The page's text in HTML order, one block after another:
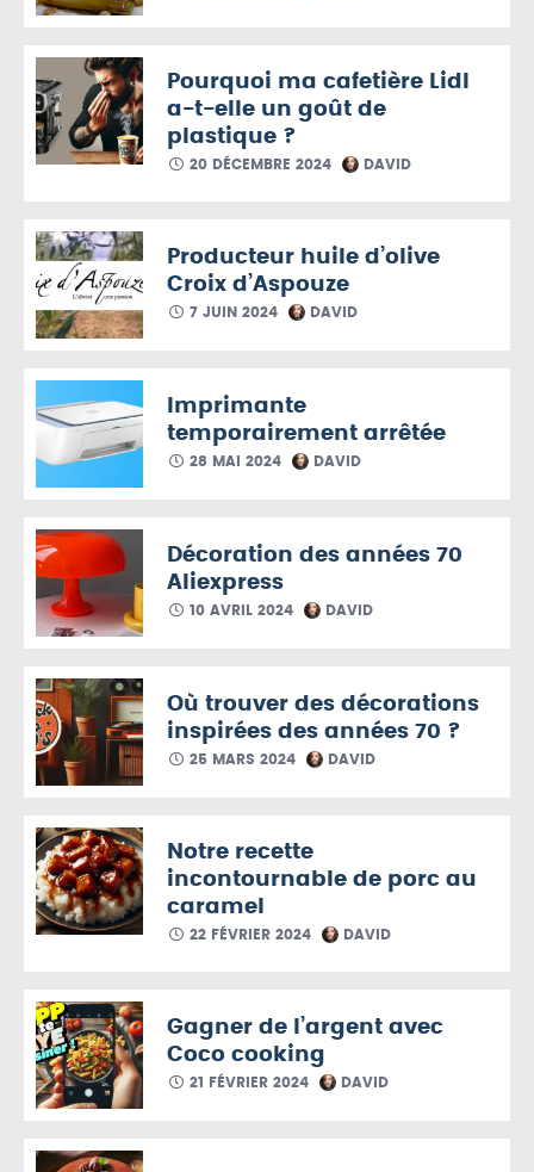
Pourquoi ma cafetière Lidl
a-t-elle un goût de
plastique ?
20 DÉCEMBRE 2024 DAVID
Producteur huile d’olive
Croix d’Aspouze
7 JUIN 2024 DAVID
Imprimante
temporairement arrêtée
28 MAI 2024 DAVID
Décoration des années 70
Aliexpress
10 AVRIL 2024 DAVID
Où trouver des décorations
inspirées des années 70 ?
25 MARS 2024 DAVID
Notre recette
incontournable de porc au
caramel
22 FÉVRIER 2024 DAVID
Gagner de l’argent avec
Coco cooking
21 FÉVRIER 2024 DAVID